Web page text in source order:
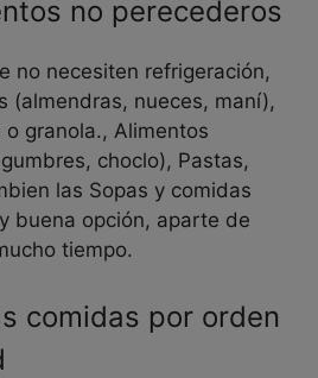
no perecederos
no necesiten refrigeración,
(almendras, nueces, maní),
granola., Alimentos
choclo), Pastas,
las Sopas y comidas
buena opción, aparte de
tiempo.
comidas por orden